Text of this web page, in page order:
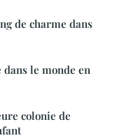
de charme dans
le monde en
colonie de